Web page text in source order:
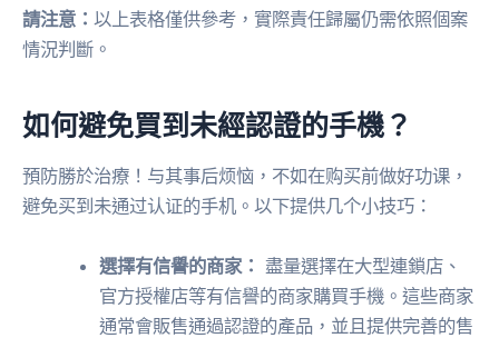
請注意： 以上表格僅供參考，實際責任歸屬仍需依照個案
情況判斷。
如何避免買到未經認證的手機？
預防勝於治療！与其事后烦恼，不如在购买前做好功课，
避免买到未通过认证的手机。以下提供几个小技巧：
選擇有信譽的商家： 盡量選擇在大型連鎖店、
官方授權店等有信譽的商家購買手機。這些商家
通常會販售通過認證的產品，並且提供完善的售